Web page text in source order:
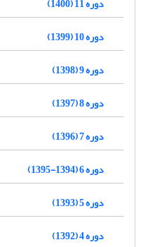
دوره 10 (1399)
دوره 9 (1398)
دوره 8 (1397)
دوره 7 (1396)
دوره 6 (1394-1395)
دوره 5 (1393)
دوره 4 (1392)